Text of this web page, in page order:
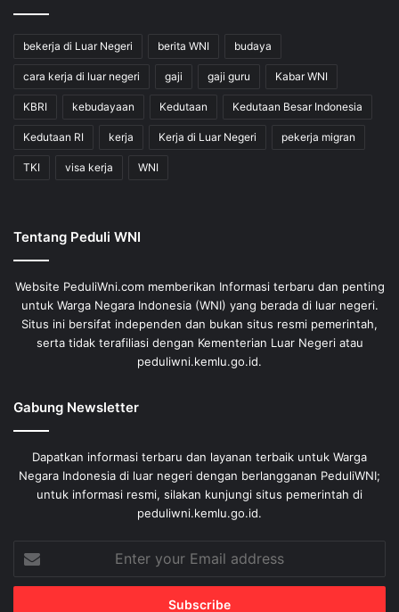
bekerja di Luar Negeri berita WNI budaya
cara kerja di luar negeri gaji gaji guru Kabar WNI
KBRI kebudayaan Kedutaan Kedutaan Besar Indonesia
Kedutaan RI kerja Kerja di Luar Negeri pekerja migran
TKI visa kerja WNI
Tentang Peduli WNI
Website PeduliWni.com memberikan Informasi terbaru dan penting
untuk Warga Negara Indonesia (WNI) yang berada di luar negeri.
Situs ini bersifat independen dan bukan situs resmi pemerintah,
serta tidak terafiliasi dengan Kementerian Luar Negeri atau
peduliwni.kemlu.go.id.
Gabung Newsletter
Dapatkan informasi terbaru dan layanan terbaik untuk Warga
Negara Indonesia di luar negeri dengan berlangganan PeduliWNI;
untuk informasi resmi, silakan kunjungi situs pemerintah di
peduliwni.kemlu.go.id.
your
Email